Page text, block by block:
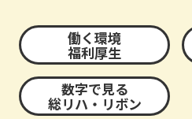
働く環境
福利厚生
数字で見る
総リハ・リボン